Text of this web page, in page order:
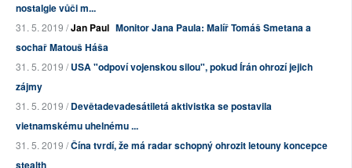
nostalgie vůči m...
31. 5. 2019 /Jan Paul Monitor Jana Paula: Malíř Tomáš Smetana a
sochař Matouš Háša
31. 5. 2019 /USA "odpoví vojenskou silou", pokud Írán ohrozí jejich
zájmy
31. 5. 2019 /Devětadevadesátiletá aktivistka se postavila
vietnamskému uhelnému ...
31. 5. 2019 /Čína tvrdí, že má radar schopný ohrozit letouny koncepce
stealth